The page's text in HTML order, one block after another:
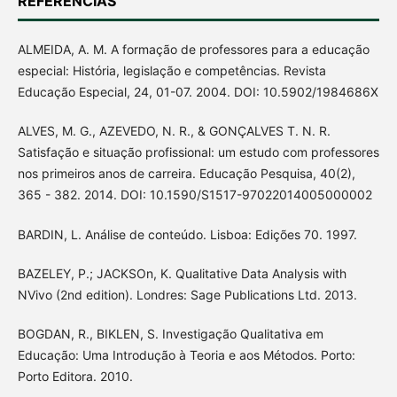
ALMEIDA, A. M. A formação de professores para a educação
especial: História, legislação e competências. Revista
Educação Especial, 24, 01-07. 2004. DOI: 10.5902/1984686X
ALVES, M. G., AZEVEDO, N. R., & GONÇALVES T. N. R.
Satisfação e situação profissional: um estudo com professores
nos primeiros anos de carreira. Educação Pesquisa, 40(2),
365 - 382. 2014. DOI: 10.1590/S1517-97022014005000002
BARDIN, L. Análise de conteúdo. Lisboa: Edições 70. 1997.
BAZELEY, P.; JACKSOn, K. Qualitative Data Analysis with
NVivo (2nd edition). Londres: Sage Publications Ltd. 2013.
BOGDAN, R., BIKLEN, S. Investigação Qualitativa em
Educação: Uma Introdução à Teoria e aos Métodos. Porto:
Porto Editora. 2010.